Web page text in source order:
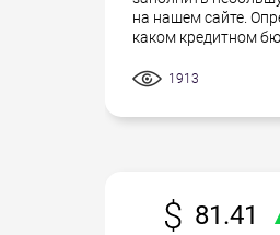
на нашем сайте.
каком кредитном
1913
81.41